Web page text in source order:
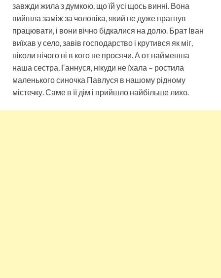
завжди жила з думкою, що їй усі щось винні. Вона
вийшла заміж за чоловіка, який не дуже прагнув
працювати, і вони вічно бідкалися на долю. Брат Іван
виїхав у село, завів господарство і крутився як міг,
ніколи нічого ні в кого не просячи. А от найменша
наша сестра, Ганнуся, нікуди не їхала – ростила
маленького синочка Павлуся в нашому рідному
містечку. Саме в її дім і прийшло найбільше лихо.